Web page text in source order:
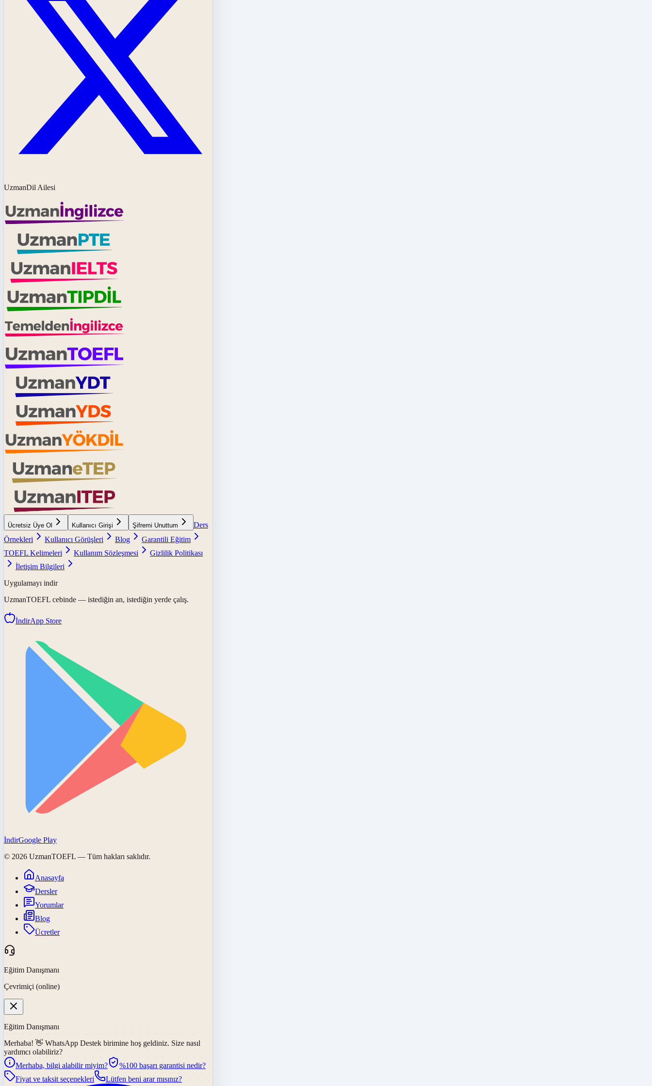
UzmanDil Ailesi
Ücretsiz Üye Ol Kullanıcı Girişi Şifremi Unuttum
Ders
Örnekleri
Kullanıcı Görüşleri Blog
Garantili Eğitim
TOEFL Kelimeleri
Kullanım Sözleşmesi
Gizlilik Politikası
İletişim Bilgileri
Uygulamayı indir
UzmanTOEFL cebinde — istediğin an, istediğin yerde çalış.
İndirApp Store
İndirGoogle Play
© 2026 UzmanTOEFL — Tüm hakları saklıdır.
Anasayfa
Dersler
Yorumlar
Blog
Ücretler
Eğitim Danışmanı
Çevrimiçi (online)
Eğitim Danışmanı
Merhaba! 👋 WhatsApp Destek birimine hoş geldiniz. Size nasıl
yardımcı olabiliriz?
Merhaba, bilgi alabilir miyim?
%100 başarı garantisi nedir?
Fiyat ve taksit seçenekleri
Lütfen beni arar mısınız?